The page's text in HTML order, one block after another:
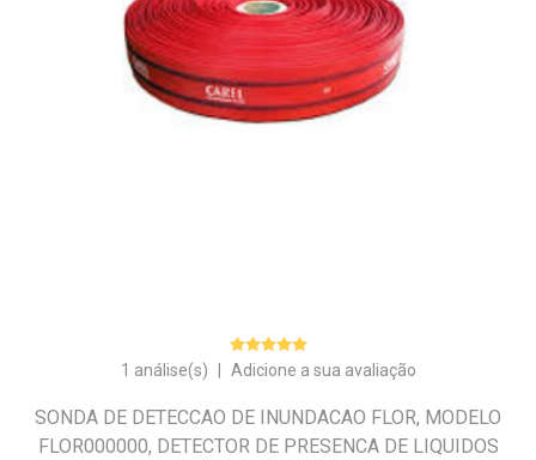
1 análise(s) Adicione a sua avaliação
SONDA DE DETECCAO DE INUNDACAO FLOR, MODELO
FLOR000000, DETECTOR DE PRESENCA DE LIQUIDOS